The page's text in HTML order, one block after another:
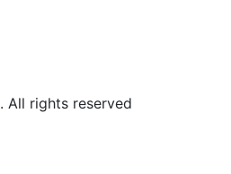
. All rights reserved